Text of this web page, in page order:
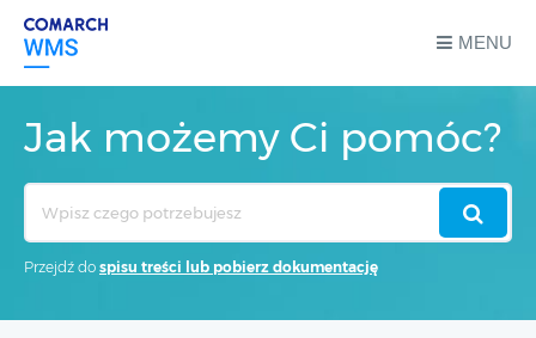
MENU
Jak możemy Ci pomóc?
Przejdź do spisu treści lub pobierz dokumentację